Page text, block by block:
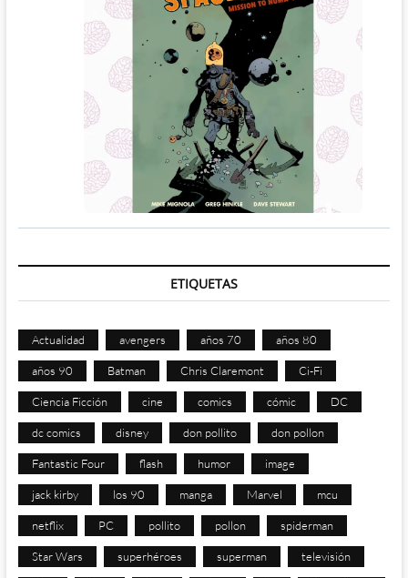
ETIQUETAS
Actualidad avengers años 70 años 80
años 90 Batman Chris Claremont Ci-Fi
Ciencia Ficción cine comics cómic DC
dc comics disney don pollito don pollon
Fantastic Four flash humor image
jack kirby los 90 manga Marvel mcu
netflix PC pollito pollon spiderman
Star Wars superhéroes superman televisión